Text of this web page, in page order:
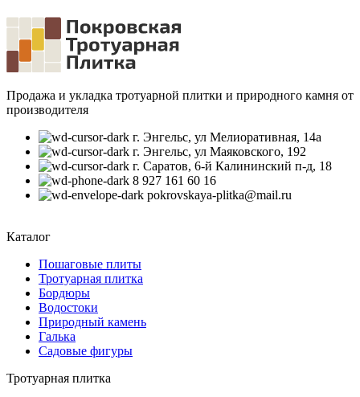
Продажа и укладка тротуарной плитки и природного камня от
производителя
г. Энгельс, ул Мелиоративная, 14а
г. Энгельс, ул Маяковского, 192
г. Саратов, 6-й Калининский п-д, 18
8 927 161 60 16
pokrovskaya-plitka@mail.ru
Каталог
Пошаговые плиты
Тротуарная плитка
Бордюры
Водостоки
Природный камень
Галька
Садовые фигуры
Тротуарная плитка